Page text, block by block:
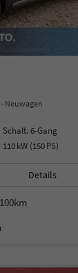
Neuwagen
Schalt. 6-Gang
110 kW (150 PS)
Details